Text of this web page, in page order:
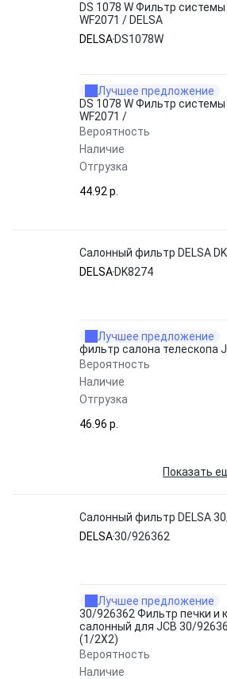
DS 1078 W Фильтр
WF2071 / DELSA
DELSA DS1078W
Лучшее предложение
DS 1078 W Фильтр
WF2071 /
Вероятность
Наличие
Отгрузка
44.92 p.
Салонный фильтр DELSA
DELSA DK8274
Лучшее предложение
фильтр салона телескопа
Вероятность
Наличие
Отгрузка
46.96 p.
Показать
Салонный фильтр DELSA
DELSA30/926362
Лучшее предложение
30/926362 Фильтр печки и
салонный для JCB 30/
(1/2Х2)
Вероятность
Наличие